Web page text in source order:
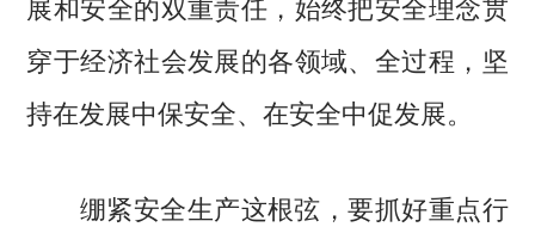
穿于经济社会发展的各领域、全过程，坚
持在发展中保安全、在安全中促发展。
绷紧安全生产这根弦，要抓好重点行